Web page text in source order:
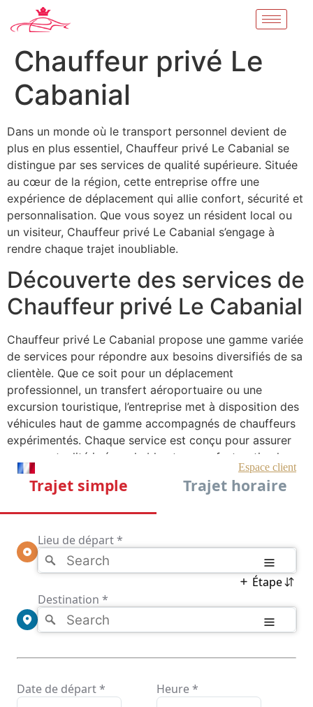
Chauffeur privé Le
Cabanial
Dans un monde où le transport personnel devient de
plus en plus essentiel, Chauffeur privé Le Cabanial se
distingue par ses services de qualité supérieure. Située
au cœur de la région, cette entreprise offre une
expérience de déplacement qui allie confort, sécurité et
personnalisation. Que vous soyez un résident local ou
un visiteur, Chauffeur privé Le Cabanial s’engage à
rendre chaque trajet inoubliable.
Découverte des services de
Chauffeur privé Le Cabanial
Chauffeur privé Le Cabanial propose une gamme variée
de services pour répondre aux besoins diversifiés de sa
clientèle. Que ce soit pour un déplacement
professionnel, un transfert aéroportuaire ou une
excursion touristique, l’entreprise met à disposition des
véhicules haut de gamme accompagnés de chauffeurs
expérimentés. Chaque service est conçu pour assurer
une ponctualité irréprochable et un confort optimal,
permettant ainsi aux clients de se concentrer sur leurs
activités ou simplement de se détendre.
La flexibilité est un autre atout majeur de Chauffeur
privé Le Cabanial. Les clients ont la possibilité de
réserver leurs trajets à l’avance ou à la dernière minute,
selon leurs préférences. Les chauffeurs, formés pour
offrir un service discret et professionnel, sont
également disponibles pour des services d’attente ou
des trajets multiples, garantissant une expérience fluide
et sans stress à chaque étape du voyage.
Confort et sécurité au cœur
de votre trajet